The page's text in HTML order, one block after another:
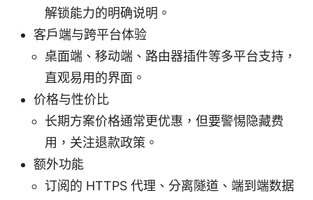
解锁能力的明确说明。
客户端与跨平台体验
桌面端、移动端、路由器插件等多平台支持，
直观易用的界面。
价格与性价比
长期方案价格通常更优惠，但要警惕隐藏费
用，关注退款政策。
额外功能
订阅的 HTTPS 代理、分离隧道、端到端数据